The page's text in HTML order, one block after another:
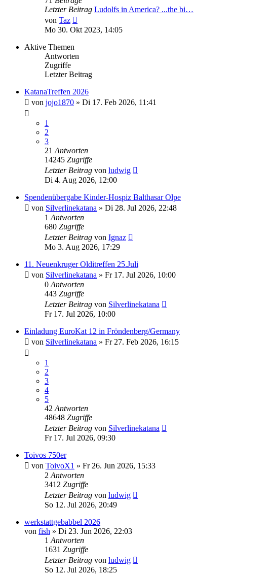
Letzter Beitrag Ludolfs in America? ...the bi…
von Taz
Beitrag
Mo 30. Okt 2023, 14:05
Aktive Themen
Antworten
Zugriffe
Letzter Beitrag
KatanaTreffen 2026
von jojo1870 » Di 17. Feb 2026, 11:41
1
2
3
21 Antworten
14245 Zugriffe
Letzter Beitrag von ludwig
Di 4. Aug 2026, 12:00
Spendenübergabe Kinder-Hospiz Balthasar Olpe
von Silverlinekatana » Di 28. Jul 2026, 22:48
1 Antworten
680 Zugriffe
Letzter Beitrag von Ignaz
Mo 3. Aug 2026, 17:29
11. Neuenkruger Olditreffen 25.Juli
von Silverlinekatana » Fr 17. Jul 2026, 10:00
0 Antworten
443 Zugriffe
Letzter Beitrag von Silverlinekatana
Fr 17. Jul 2026, 10:00
Einladung EuroKat 12 in Fröndenberg/Germany
von Silverlinekatana » Fr 27. Feb 2026, 16:15
1
2
3
4
5
42 Antworten
48648 Zugriffe
Letzter Beitrag von Silverlinekatana
Fr 17. Jul 2026, 09:30
Toivos 750er
von ToivoX1 » Fr 26. Jun 2026, 15:33
2 Antworten
3412 Zugriffe
Letzter Beitrag von ludwig
So 12. Jul 2026, 20:49
werkstattgebabbel 2026
von fish » Di 23. Jun 2026, 22:03
1 Antworten
1631 Zugriffe
Letzter Beitrag von ludwig
So 12. Jul 2026, 18:25